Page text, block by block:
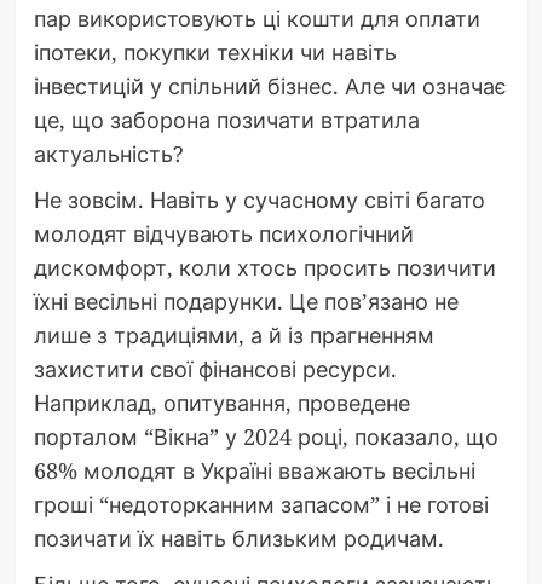
пар використовують ці кошти для оплати
іпотеки, покупки техніки чи навіть
інвестицій у спільний бізнес. Але чи означає
це, що заборона позичати втратила
актуальність?
Не зовсім. Навіть у сучасному світі багато
молодят відчувають психологічний
дискомфорт, коли хтось просить позичити
їхні весільні подарунки. Це пов’язано не
лише з традиціями, а й із прагненням
захистити свої фінансові ресурси.
Наприклад, опитування, проведене
порталом “Вікна” у 2024 році, показало, що
68% молодят в Україні вважають весільні
гроші “недоторканним запасом” і не готові
позичати їх навіть близьким родичам.